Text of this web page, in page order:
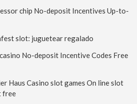
chip No-deposit Incentives Up-to-
slot: juguetear regalado
No-deposit Incentive Codes Free
Haus Casino slot games On line slot
free